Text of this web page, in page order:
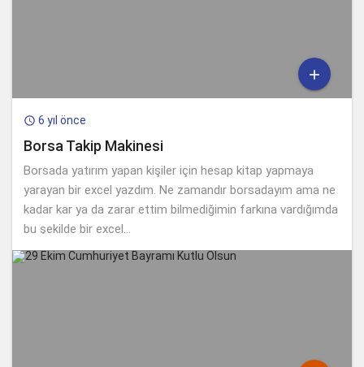

 6 yıl önce
Borsa Takip Makinesi
Borsada yatırım yapan kişiler için hesap kitap yapmaya
yarayan bir excel yazdım. Ne zamandır borsadayım ama ne
kadar kar ya da zarar ettim bilmediğimin farkına vardığımda
bu şekilde bir excel...